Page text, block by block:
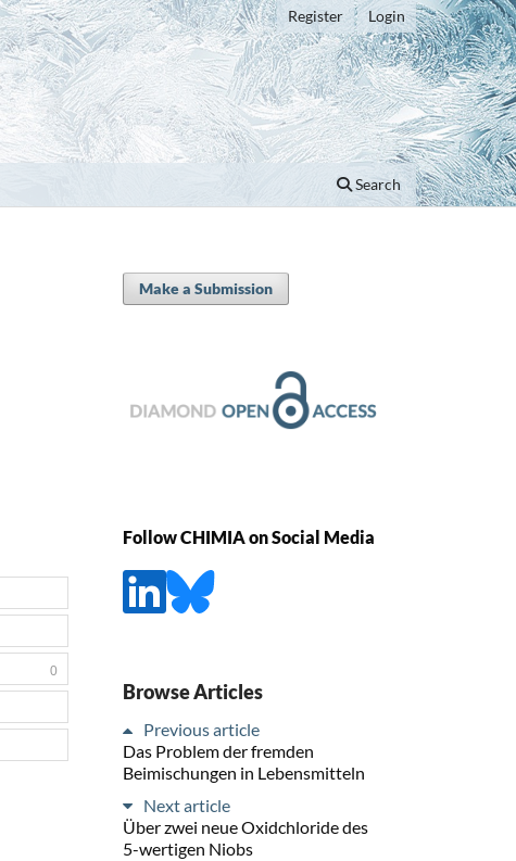
Search
Register Login
0
Make a Submission
Follow CHIMIA on Social Media
Browse Articles
Previous article
Das Problem der fremden
Beimischungen in Lebensmitteln
Next article
Über zwei neue Oxidchloride des
5-wertigen Niobs